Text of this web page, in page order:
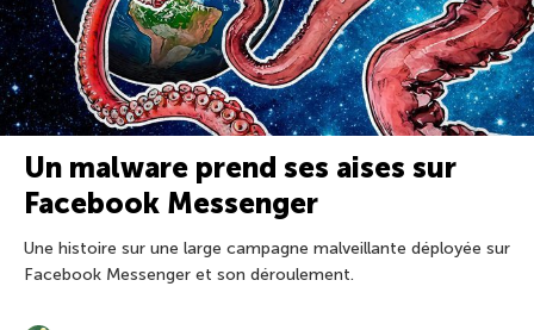
Un malware prend ses aises sur
Facebook Messenger
Une histoire sur une large campagne malveillante déployée sur
Facebook Messenger et son déroulement.